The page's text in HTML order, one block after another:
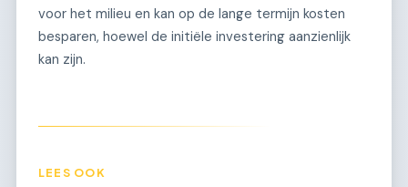
voor het milieu en kan op de lange termijn kosten
besparen, hoewel de initiële investering aanzienlijk
kan zijn.
LEES OOK